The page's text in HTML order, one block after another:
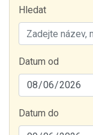
Hledat
Datum od
Datum do